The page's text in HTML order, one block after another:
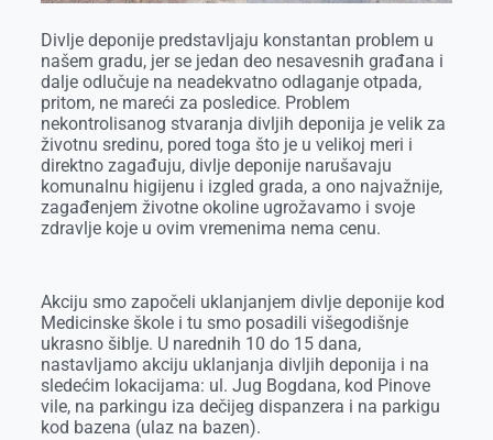
Divlje deponije predstavljaju konstantan problem u
našem gradu, jer se jedan deo nesavesnih građana i
dalje odlučuje na neadekvatno odlaganje otpada,
pritom, ne mareći za posledice. Problem
nekontrolisanog stvaranja divljih deponija je velik za
životnu sredinu, pored toga što je u velikoj meri i
direktno zagađuju, divlje deponije narušavaju
komunalnu higijenu i izgled grada, a ono najvažnije,
zagađenjem životne okoline ugrožavamo i svoje
zdravlje koje u ovim vremenima nema cenu.
Akciju smo započeli uklanjanjem divlje deponije kod
Medicinske škole i tu smo posadili višegodišnje
ukrasno šiblje. U narednih 10 do 15 dana,
nastavljamo akciju uklanjanja divljih deponija i na
sledećim lokacijama: ul. Jug Bogdana, kod Pinove
vile, na parkingu iza dečijeg dispanzera i na parkigu
kod bazena (ulaz na bazen).